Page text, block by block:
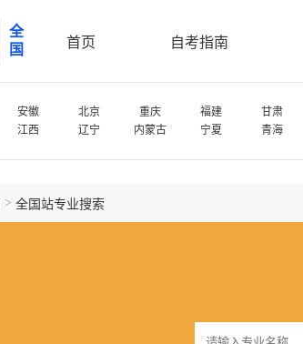
全
国
首页 自考指南
安徽 北京 重庆 福建 甘肃
江西 辽宁 内蒙古 宁夏 青海
> 全国站专业搜索